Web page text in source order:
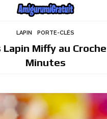
LAPIN PORTE-CLÉS
Miffy au
Minutes